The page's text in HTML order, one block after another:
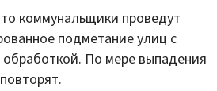
коммунальщики проведут
подметание улиц с
По мере выпадения